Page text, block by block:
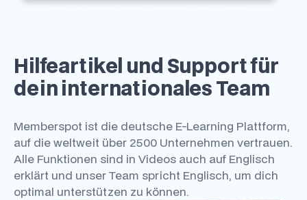
Hilfeartikel und Support für
dein internationales Team
Memberspot ist die deutsche E-Learning Plattform,
auf die weltweit über 2500 Unternehmen vertrauen.
Alle Funktionen sind in Videos auch auf Englisch
erklärt und unser Team spricht Englisch, um dich
optimal unterstützen zu können.